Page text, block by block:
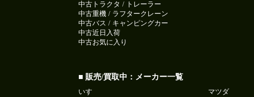
中古トラクタ / トレーラー
中古重機 / ラフタークレーン
中古バス / キャンピングカー
中古近日入荷
中古お気に入り
■ 販売/買取中：メーカー一覧
いすゞ
マツダ